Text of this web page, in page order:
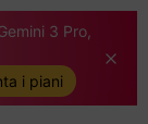
3 Pro,
i piani